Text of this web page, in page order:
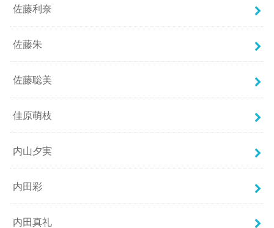
佐藤利奈
佐藤朱
佐藤聡美
佳原萌枝
内山夕実
内田彩
内田真礼